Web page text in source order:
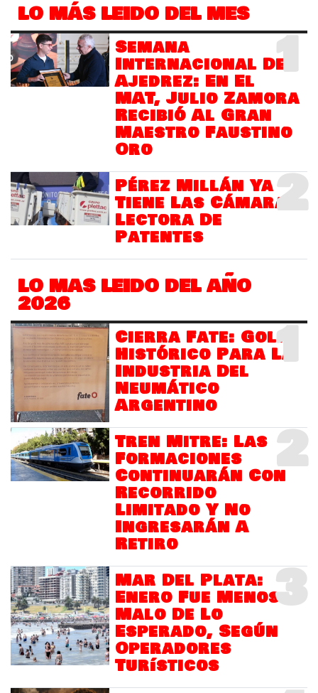
LO MÁS LEIDO DEL MES
1
Semana
Internacional Del
Ajedrez: En El
MAT, Julio Zamora
Recibió Al Gran
Maestro Faustino
Oro
2
Pérez Millán Ya
Tiene Las Cámaras
Lectora De
Patentes
LO MAS LEIDO DEL AÑO
2026
1
Cierra Fate: Golpe
Histórico Para La
Industria Del
Neumático
Argentino
2
Tren Mitre: Las
Formaciones
Continuarán Con
Recorrido
Limitado Y No
Ingresarán A
Retiro
3
Mar Del Plata:
Enero Fue Menos
Malo De Lo
Esperado, Según
Operadores
Turísticos